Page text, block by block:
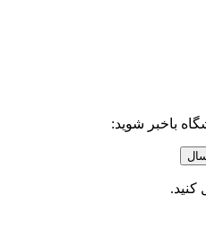
باخبر شوید:
کنید.